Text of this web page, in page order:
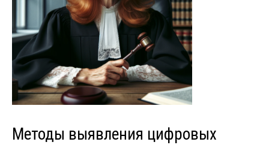
Методы выявления цифровых